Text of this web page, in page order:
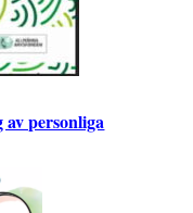
personliga